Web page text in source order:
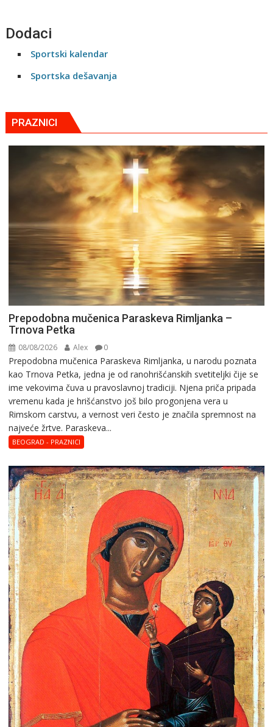
Dodaci
Sportski kalendar
Sportska dešavanja
PRAZNICI
Prepodobna mučenica Paraskeva Rimljanka –
Trnova Petka
08/08/2026 Alex 0
Prepodobna mučenica Paraskeva Rimljanka, u narodu poznata
kao Trnova Petka, jedna je od ranohrišćanskih svetiteljki čije se
ime vekovima čuva u pravoslavnoj tradiciji. Njena priča pripada
vremenu kada je hrišćanstvo još bilo progonjena vera u
Rimskom carstvu, a vernost veri često je značila spremnost na
najveće žrtve. Paraskeva...
BEOGRAD - PRAZNICI